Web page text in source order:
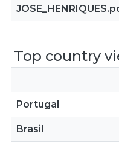
Top country
Portugal
Brasil